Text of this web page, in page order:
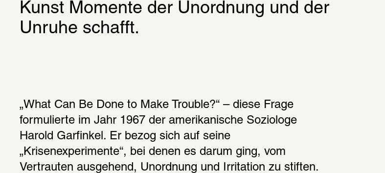
Kunst Momente der Unordnung und der
Unruhe schafft.
„What Can Be Done to Make Trouble?“ – diese Frage
formulierte im Jahr 1967 der amerikanische Soziologe
Harold Garfinkel. Er bezog sich auf seine
„Krisenexperimente“, bei denen es darum ging, vom
Vertrauten ausgehend, Unordnung und Irritation zu stiften.